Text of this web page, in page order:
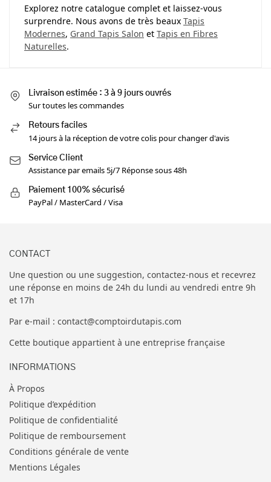
Explorez notre catalogue complet et laissez-vous
surprendre. Nous avons de très beaux Tapis
Modernes, Grand Tapis Salon et Tapis en Fibres
Naturelles.
Livraison estimée : 3 à 9 jours ouvrés
Sur toutes les commandes
Retours faciles
14 jours à la réception de votre colis pour changer d'avis
Service Client
Assistance par emails 5j/7 Réponse sous 48h
Paiement 100% sécurisé
PayPal / MasterCard / Visa
CONTACT
Une question ou une suggestion, contactez-nous et recevrez
une réponse en moins de 24h du lundi au vendredi entre 9h
et 17h
Par e-mail : contact@comptoirdutapis.com
Cette boutique appartient à une entreprise française
INFORMATIONS
À Propos
Politique d’expédition
Politique de confidentialité
Politique de remboursement
Conditions générale de vente
Mentions Légales